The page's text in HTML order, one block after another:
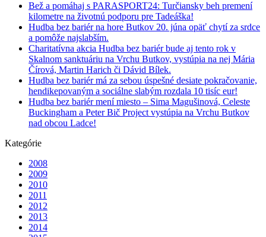
Bež a pomáhaj s PARASPORT24: Turčiansky beh premení
kilometre na životnú podporu pre Tadeáška!
Hudba bez bariér na hore Butkov 20. júna opäť chytí za srdce
a pomôže najslabším.
Charitatívna akcia Hudba bez bariér bude aj tento rok v
Skalnom sanktuáriu na Vrchu Butkov, vystúpia na nej Mária
Čírová, Martin Harich či Dávid Bílek.
Hudba bez bariér má za sebou úspešné desiate pokračovanie,
hendikepovaným a sociálne slabým rozdala 10 tisíc eur!
Hudba bez bariér mení miesto – Sima Magušinová, Celeste
Buckingham a Peter Bič Project vystúpia na Vrchu Butkov
nad obcou Ladce!
Kategórie
2008
2009
2010
2011
2012
2013
2014